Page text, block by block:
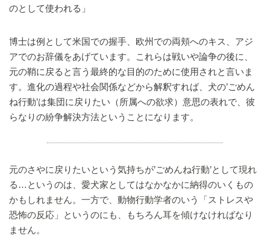
のとして使われる」
博士は例として米国での握手、欧州での両頬へのキス、アジ
アでのお辞儀をあげています。これらは戦いや論争の後に、
元の鞘に戻ると言う最終的な目的のために使用されと言いま
す。進化の過程や社会関係などから解釈すれば、犬の’ごめん
ね行動’は集団に戻りたい（所属への欲求）意思の表れで、彼
らなりの紛争解決方法ということになります。
元のさやに戻りたいという気持ちが’ごめんね行動’として現れ
る…というのは、愛犬家としてはなかなかに納得のいくもの
かもしれません。一方で、動物行動学者のいう「ストレスや
恐怖の反応」というのにも、もちろん耳を傾けなければなり
ません。